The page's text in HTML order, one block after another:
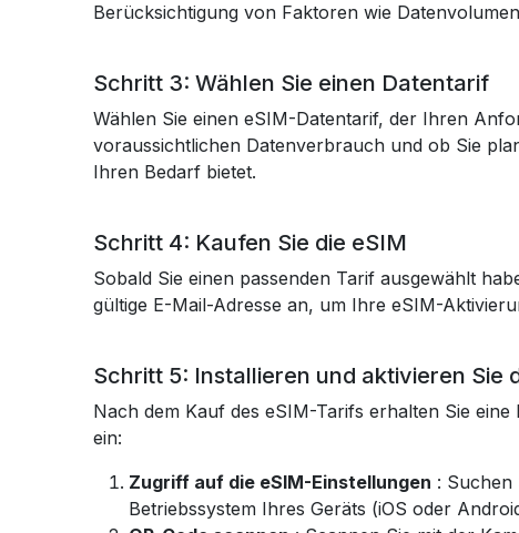
Berücksichtigung von Faktoren wie
Schritt 3: Wählen Sie einen Datentarif
Wählen Sie einen eSIM-Datentarif, der Ihren
voraussichtlichen Datenverbrauch und ob Sie
Ihren Bedarf bietet.
Schritt 4: Kaufen Sie die eSIM
Sobald Sie einen passenden Tarif ausgewählt
gültige E-Mail-Adresse an, um Ihre eSIM-
Schritt 5: Installieren und aktivieren Sie
Nach dem Kauf des eSIM-Tarifs erhalten Sie
ein:
Zugriff auf die eSIM-Einstellungen : Suchen
Betriebssystem Ihres Geräts (iOS oder